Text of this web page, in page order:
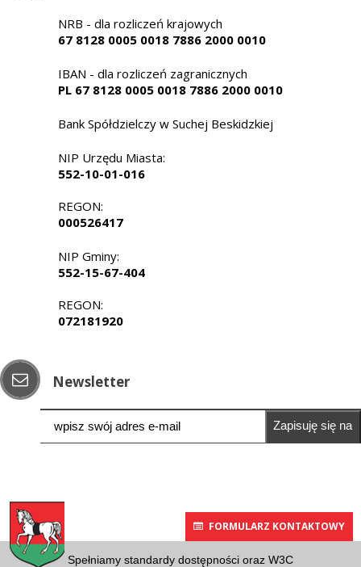
NRB - dla rozliczeń krajowych
67 8128 0005 0018 7886 2000 0010
IBAN - dla rozliczeń zagranicznych
PL 67 8128 0005 0018 7886 2000 0010
Bank Spółdzielczy w Suchej Beskidzkiej
NIP Urzędu Miasta:
552-10-01-016
REGON:
000526417
NIP Gminy:
552-15-67-404
REGON:
072181920
Newsletter
Zapisuję się na
FORMULARZ KONTAKTOWY
Spełniamy standardy dostępności oraz W3C